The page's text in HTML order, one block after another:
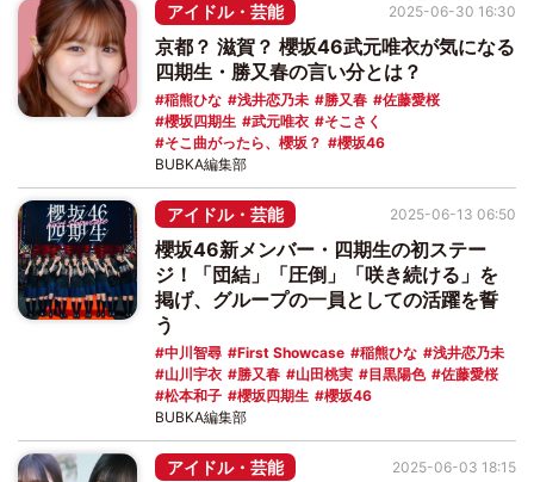
アイドル・芸能
京都？ 滋賀？ 櫻坂46武元唯衣が気になる
四期生・勝又春の言い分とは？
稲熊ひな 浅井恋乃未 勝又春
佐藤愛桜
櫻坂四期生
武元唯衣
そこさく
そこ曲がったら、櫻坂？
櫻坂46
2025-06-30 16:30
BUBKA編集部
アイドル・芸能
櫻坂46新メンバー・四期生の初ステー
ジ！「団結」「圧倒」「咲き続ける」を
掲げ、グループの一員としての活躍を誓
う
中川智尋 First Showcase 稲熊ひな
浅井恋乃未
山川宇衣
勝又春 山田桃実 目黒陽色
佐藤愛桜
松本和子
櫻坂四期生 櫻坂46
2025-06-13 06:50
BUBKA編集部
アイドル・芸能 2025-06-03 18:15